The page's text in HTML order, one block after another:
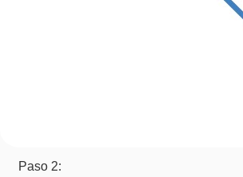
Paso 2: